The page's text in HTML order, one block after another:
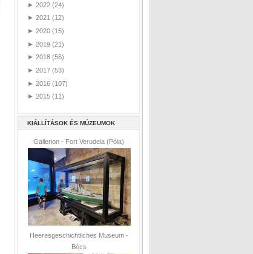
► 2022 (24)
► 2021 (12)
► 2020 (15)
► 2019 (21)
► 2018 (56)
► 2017 (53)
► 2016 (107)
► 2015 (11)
KIÁLLÍTÁSOK ÉS MÚZEUMOK
Gallerion - Fort Verudela (Póla)
Heeresgeschichtliches Museum -
Bécs